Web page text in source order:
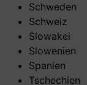
Schweden
Schweiz
Slowakei
Slowenien
Spanien
Tschechien